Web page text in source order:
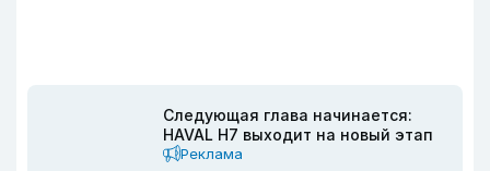
Следующая глава начинается:
HAVAL H7 выходит на новый этап
Реклама